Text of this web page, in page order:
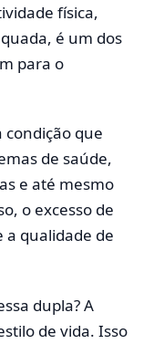
física,
é um dos
para o
condição que
de saúde,
e até mesmo
o excesso de
a qualidade de
dupla? A
de vida. Isso